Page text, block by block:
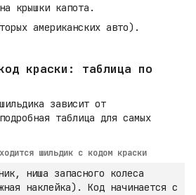
крышки капота.
американских авто).
краски: таблица по
зависит от
таблица для самых
шильдик с кодом краски
ниша запасного колеса
наклейка). Код начинается с